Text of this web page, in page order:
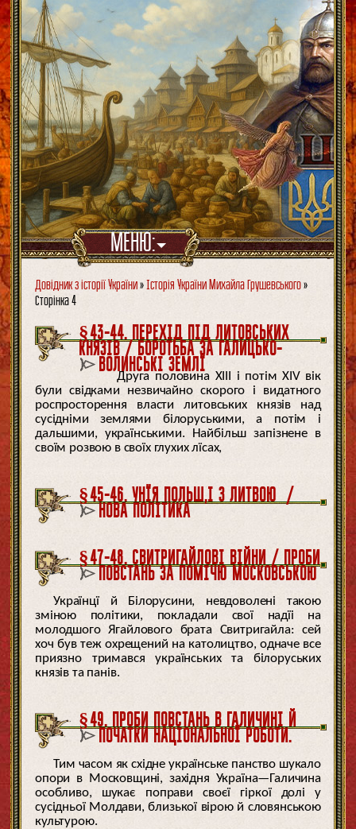
МЕНЮ:
Довідник з історії України»Історія України Михайла Грушевського»
Сторінка 4
§43-44. ПЕРЕХІД ПІД ЛИТОВСЬКИХ
КНЯЗІВ / БОРОТЬБА ЗА ГАЛИЦЬКО-
ВОЛИНСЬКІ ЗЕМЛЇ
Друга половина XIII і потім XIV вік
були свідками незвичайно скорого і видатного
роспросторення власти литовських князів над
сусідніми землями білоруськими, а потім і
дальшими, українськими. Найбільш запізнене в
своїм розвою в своїх глухих лїсах,
§45-46. УНЇЯ ПОЛЬШ,І З ЛИТВОЮ /
НОВА ПОЛІТИКА
§47-48. СВИТРИГАЙЛОВІ ВІЙНИ / ПРОБИ
ПОВСТАНЬ ЗА ПОМІЧЮ МОСКОВСЬКОЮ
Українцї й Білорусини, невдоволені такою
зміною політики, покладали свої надїі на
молодшого Ягайлового брата Свитригайла: сей
хоч був теж охрещений на католицтво, одначе все
приязно тримався українських та білоруських
князів та панів.
§49. ПРОБИ ПОВСТАНЬ В ГАЛИЧИНІ Й
ПОЧАТКИ НАЦІОНАЛЬНОЇ РОБОТИ.
Тим часом як східне українське панство шукало
опори в Московщині, західня Україна—Галичина
особливо, шукає поправи своєї гіркої долі у
сусідньої Молдави, близької вірою й словянською
культурою.